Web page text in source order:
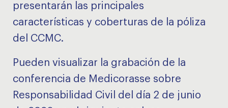
presentarán las principales
características y coberturas de la póliza
del CCMC.
Pueden visualizar la grabación de la
conferencia de Medicorasse sobre
Responsabilidad Civil del día 2 de junio